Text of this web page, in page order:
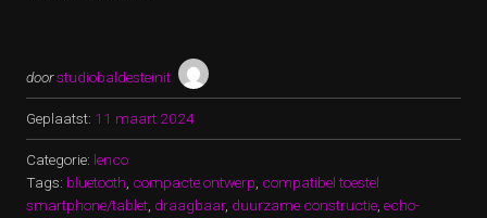
doorstudiobaldesteinit
Geplaatst: 11 maart 2024
Categorie: lenco
Tags: bluetooth compacte ontwerp compatibel toestel
smartphone/tablet draagbaar, duurzame constructie echo-